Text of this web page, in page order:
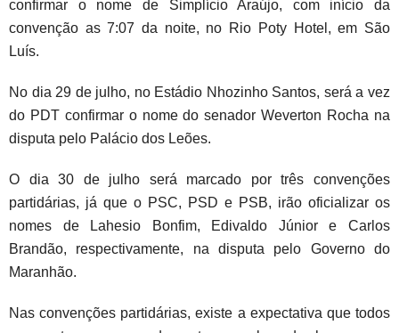
confirmar o nome de Simplício Araújo, com início da
convenção as 7:07 da noite, no Rio Poty Hotel, em São
Luís.
No dia 29 de julho, no Estádio Nhozinho Santos, será a vez
do PDT confirmar o nome do senador Weverton Rocha na
disputa pelo Palácio dos Leões.
O dia 30 de julho será marcado por três convenções
partidárias, já que o PSC, PSD e PSB, irão oficializar os
nomes de Lahesio Bonfim, Edivaldo Júnior e Carlos
Brandão, respectivamente, na disputa pelo Governo do
Maranhão.
Nas convenções partidárias, existe a expectativa que todos